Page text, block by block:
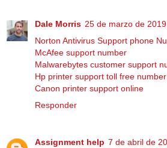
Dale Morris 25 de marzo de
Norton Antivirus Support phone
McAfee support number
Malwarebytes customer support
Hp printer support toll free number
Canon printer support online
Responder
Assignment help 7 de abril de